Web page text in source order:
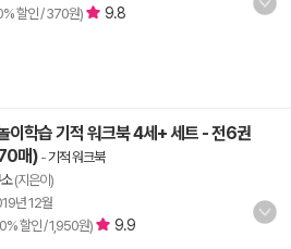
할인 / 370원)
9.8
이학습 기적 워크북 4세+ 세트 - 전6권
매)-기적 워크북
(지은이)
년 12월
할인 / 1,950원)
9.9